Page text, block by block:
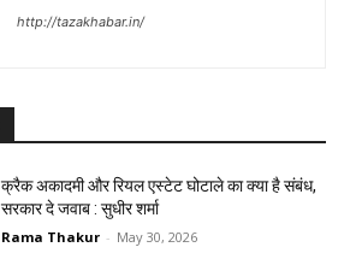
http://tazakhabar.in/
क्रैक अकादमी और रियल एस्टेट घोटाले का क्या है संबंध,
सरकार दे जवाब : सुधीर शर्मा
Rama Thakur - May 30, 2026